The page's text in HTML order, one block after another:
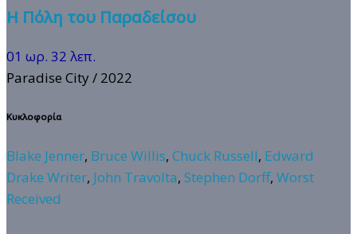
Η Πόλη του Παραδείσου
01 ωρ. 32 λεπ.
Paradise City/ 2022
Κυκλοφορία
Blake Jenner, Bruce Willis, Chuck Russell, Edward
Drake Writer, John Travolta, Stephen Dorff, Worst
Received